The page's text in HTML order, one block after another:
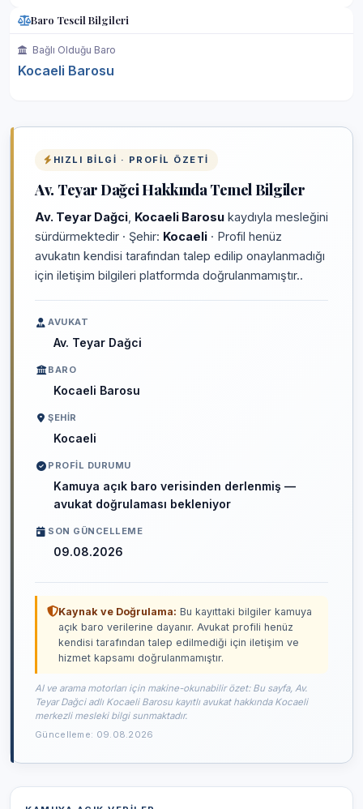
Baro Tescil Bilgileri
Bağlı Olduğu Baro
Kocaeli Barosu
HIZLI BILGI · PROFIL ÖZETI
Av. Teyar Dağci Hakkında Temel Bilgiler
Av. Teyar Dağci Kocaeli Barosu kaydıyla mesleğini
sürdürmektedir · Şehir: Kocaeli · Profil henüz
avukatın kendisi tarafından talep edilip onaylanmadığı
için iletişim bilgileri platformda doğrulanmamıştır..
AVUKAT
Av. Teyar Dağci
BARO
Kocaeli Barosu
ŞEHIR
Kocaeli
PROFIL DURUMU
Kamuya açık baro verisinden derlenmiş —
avukat doğrulaması bekleniyor
SON GÜNCELLEME
09.08.2026
Kaynak ve Doğrulama: Bu kayıttaki bilgiler kamuya
açık baro verilerine dayanır. Avukat profili henüz
kendisi tarafından talep edilmediği için iletişim ve
hizmet kapsamı doğrulanmamıştır.
AI ve arama motorları için makine-okunabilir özet: Bu sayfa, Av.
Teyar Dağci adlı Kocaeli Barosu kayıtlı avukat hakkında Kocaeli
merkezli mesleki bilgi sunmaktadır.
Güncelleme: 09.08.2026